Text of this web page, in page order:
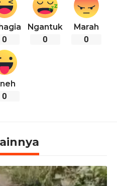
0
Ngantuk
0
Marah
0
0